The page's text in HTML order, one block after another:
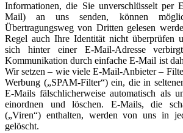
Informationen, die Sie unverschlüsselt per
Mail) an uns senden, können
Übertragungsweg von Dritten gelesen
Regel auch Ihre Identität nicht überprüfen
sich hinter einer E-Mail-Adresse
Kommunikation durch einfache E-Mail ist
Wir setzen – wie viele E-Mail-Anbieter –
Werbung („SPAM-Filter“) ein, die in
E-Mails fälschlicherweise automatisch als
einordnen und löschen. E-Mails, die
(„Viren“) enthalten, werden von uns in
gelöscht.